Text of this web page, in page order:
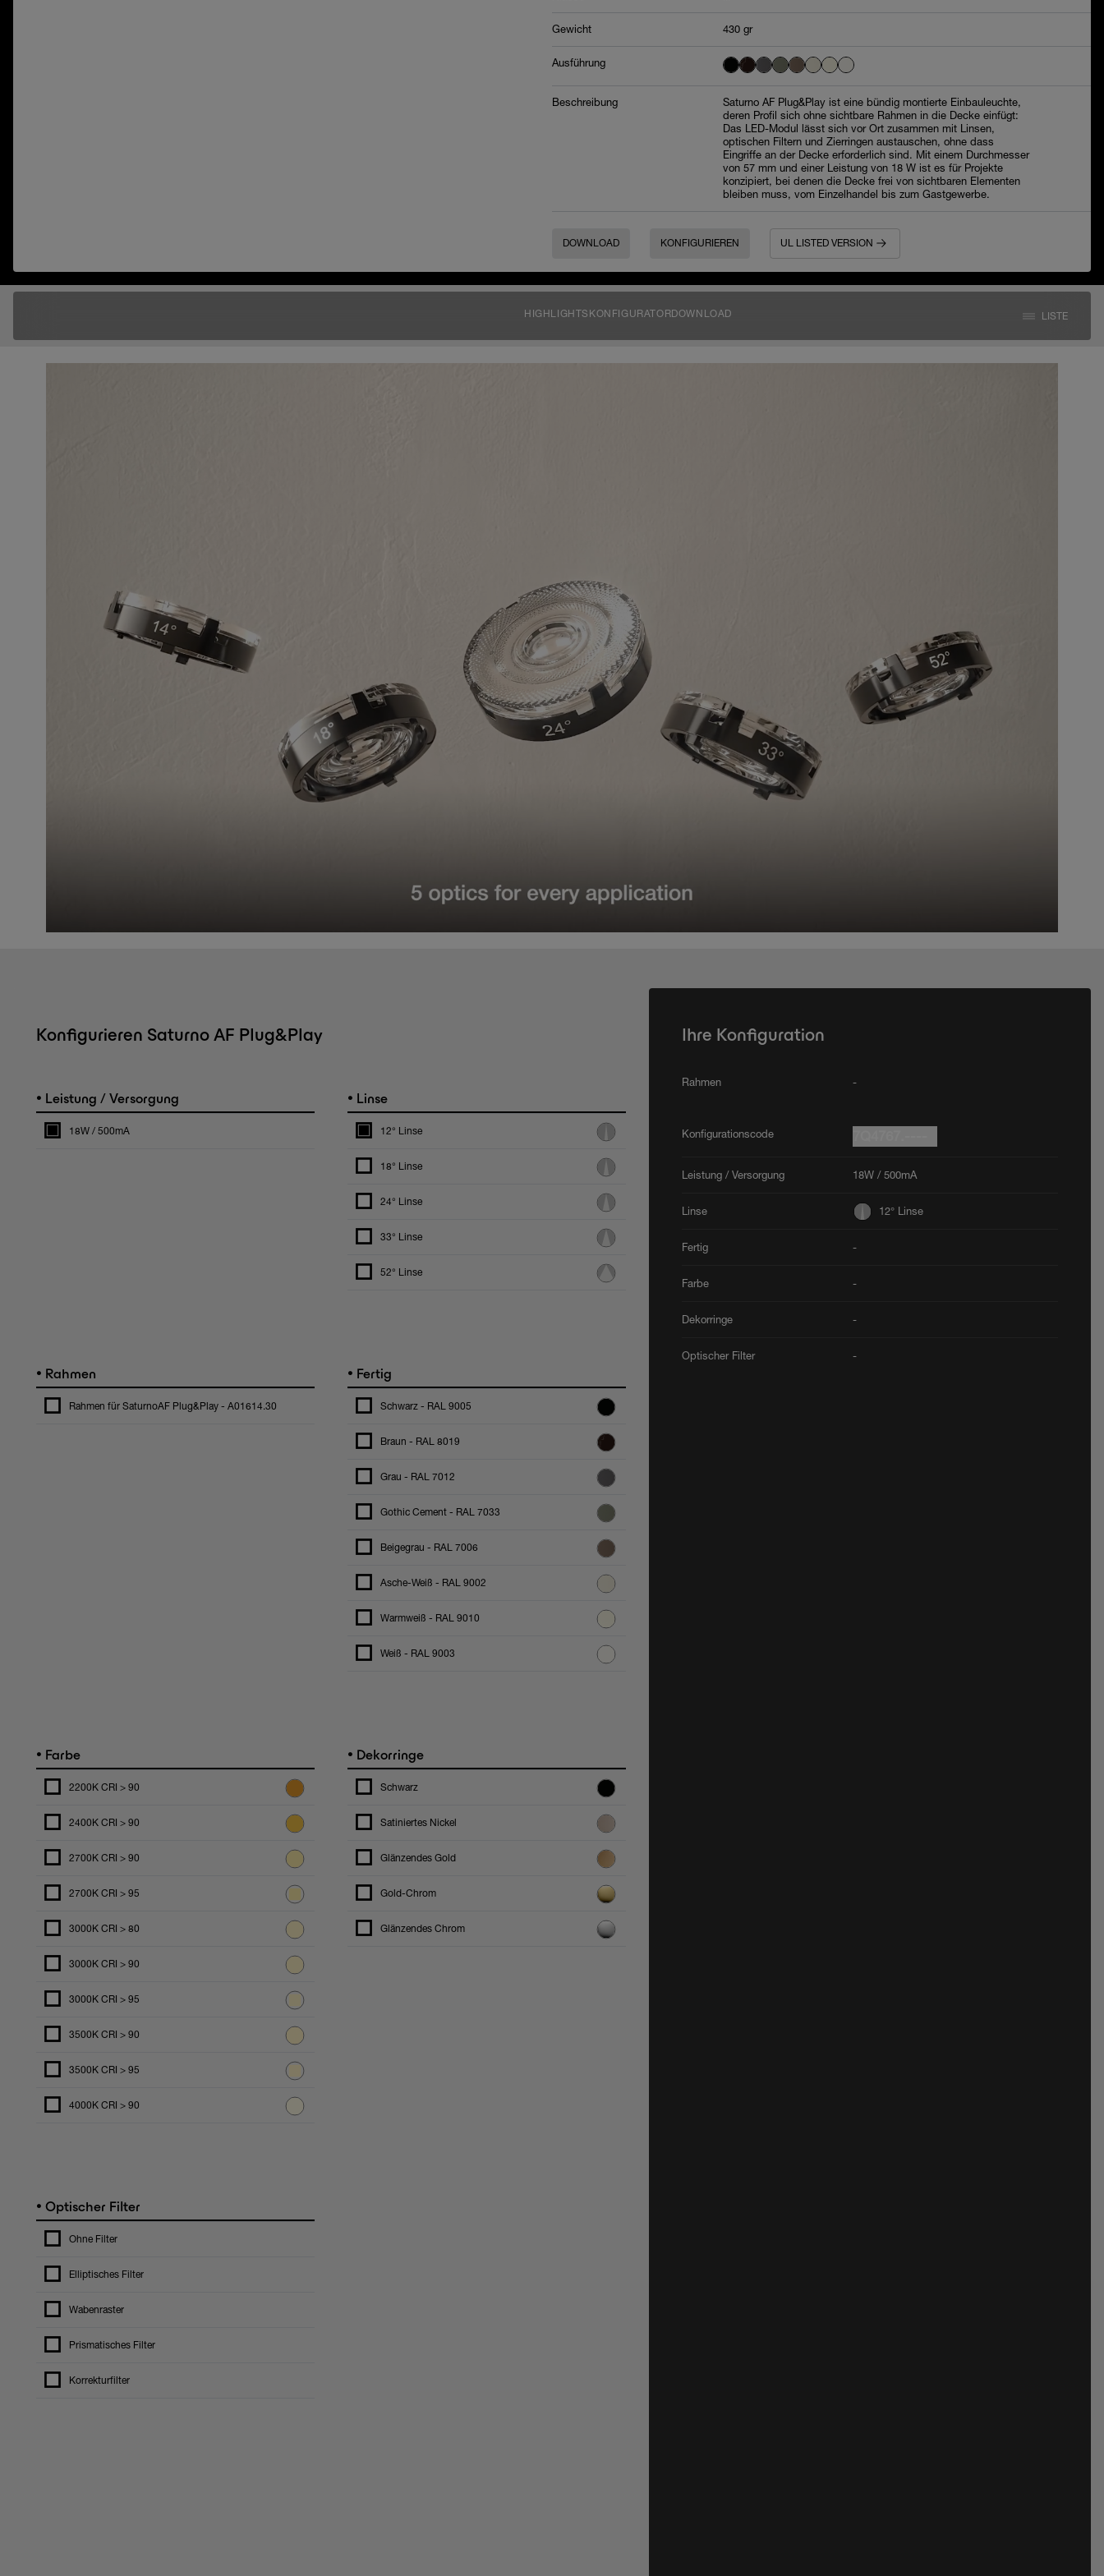
Gewicht 430 gr
Ausführung
Beschreibung
Saturno AF Plug&Play ist eine bündig montierte Einbauleuchte,
deren Profil sich ohne sichtbare Rahmen in die Decke einfügt:
Das LED-Modul lässt sich vor Ort zusammen mit Linsen,
optischen Filtern und Zierringen austauschen, ohne dass
Eingriffe an der Decke erforderlich sind. Mit einem Durchmesser
von 57 mm und einer Leistung von 18 W ist es für Projekte
konzipiert, bei denen die Decke frei von sichtbaren Elementen
bleiben muss, vom Einzelhandel bis zum Gastgewerbe.
DOWNLOAD KONFIGURIEREN UL LISTED VERSION
HIGHLIGHTS KONFIGURATORDOWNLOAD LISTE
Konfigurieren Saturno AF Plug&Play
• Leistung / Versorgung
18W / 500mA
• Linse
12° Linse
18° Linse
24° Linse
33° Linse
52° Linse
• Rahmen
Rahmen für SaturnoAF Plug&Play - A01614.30
• Fertig
Schwarz - RAL 9005
Braun - RAL 8019
Grau - RAL 7012
Gothic Cement - RAL 7033
Beigegrau - RAL 7006
Asche-Weiß - RAL 9002
Warmweiß - RAL 9010
Weiß - RAL 9003
• Farbe
2200K CRI > 90
2400K CRI > 90
2700K CRI > 90
2700K CRI > 95
3000K CRI > 80
3000K CRI > 90
3000K CRI > 95
3500K CRI > 90
3500K CRI > 95
4000K CRI > 90
• Dekorringe
Schwarz
Satiniertes Nickel
Glänzendes Gold
Gold-Chrom
Glänzendes Chrom
• Optischer Filter
Ohne Filter
Elliptisches Filter
Wabenraster
Prismatisches Filter
Korrekturfilter
Ihre Konfiguration
Rahmen -
Konfigurationscode
Leistung / Versorgung 18W / 500mA
Linse 12° Linse
Fertig -
Farbe -
Dekorringe -
Optischer Filter -